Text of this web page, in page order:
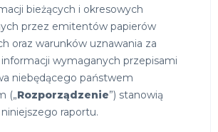
bieżących i okresowych
przez emitentów papierów
oraz warunków uznawania za
wymaganych przepisami
niebędącego państwem
(„Rozporządzenie”) stanowią
niniejszego raportu.